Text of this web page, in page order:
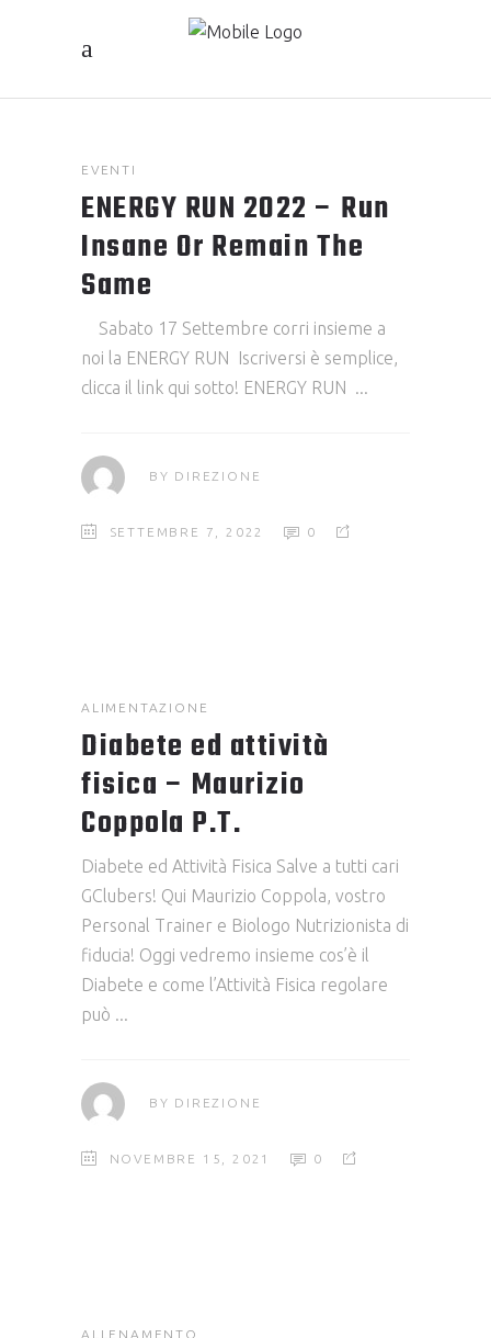
EVENTI
ENERGY RUN 2022 – Run
Insane Or Remain The
Same
Sabato 17 Settembre corri insieme a
noi la ENERGY RUN Iscriversi è semplice,
clicca il link qui sotto! ENERGY RUN
BY DIREZIONE
SETTEMBRE 7, 2022 0
ALIMENTAZIONE
Diabete ed attività
fisica – Maurizio
Coppola P.T.
Diabete ed Attività Fisica Salve a tutti cari
GClubers! Qui Maurizio Coppola, vostro
Personal Trainer e Biologo Nutrizionista di
fiducia! Oggi vedremo insieme cos’è il
Diabete e come l’Attività Fisica regolare
può
BY DIREZIONE
NOVEMBRE 15, 2021 0
ALLENAMENTO